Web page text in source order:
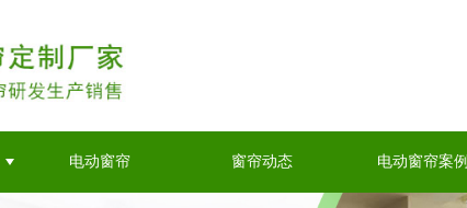
电动窗帘 窗帘动态 电动窗帘案例